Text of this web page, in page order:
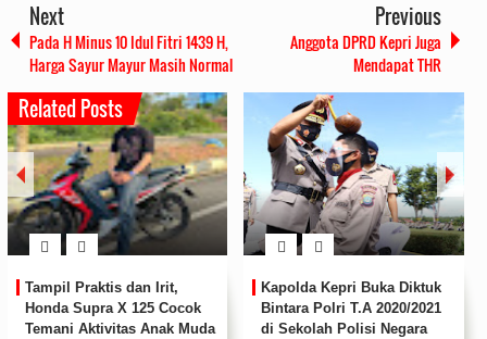
Next
Pada H Minus 10 Idul Fitri 1439 H,
Harga Sayur Mayur Masih Normal
Previous
Anggota DPRD Kepri Juga
Mendapat THR
Related Posts
Tampil Praktis dan Irit,
Honda Supra X 125 Cocok
Temani Aktivitas Anak Muda
Kapolda Kepri Buka Diktuk
Bintara Polri T.A 2020/2021
di Sekolah Polisi Negara